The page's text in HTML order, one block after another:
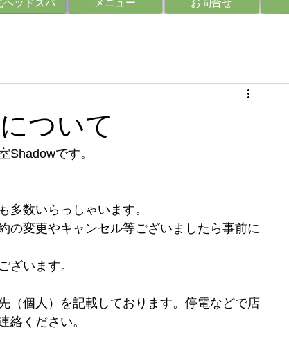
ヘッドスパ メニュー お問合せ
ついて
Shadowです。
多数いらっしゃいます。
の変更やキャンセル等ございましたら事前に
ざいます。
（個人）を記載しております。停電などで店
絡ください。